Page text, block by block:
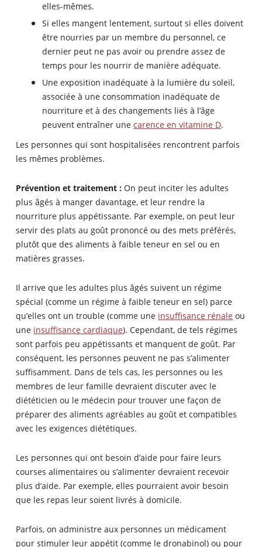
elles-mêmes.
Si elles mangent lentement, surtout si elles doivent
être nourries par un membre du personnel, ce
dernier peut ne pas avoir ou prendre assez de
temps pour les nourrir de manière adéquate.
Une exposition inadéquate à la lumière du soleil,
associée à une consommation inadéquate de
nourriture et à des changements liés à l’âge
peuvent entraîner unecarence en vitamine D.
Les personnes qui sont hospitalisées rencontrent parfois
les mêmes problèmes.
Prévention et traitement : On peut inciter les adultes
plus âgés à manger davantage, et leur rendre la
nourriture plus appétissante. Par exemple, on peut leur
servir des plats au goût prononcé ou des mets préférés,
plutôt que des aliments à faible teneur en sel ou en
matières grasses.
Il arrive que les adultes plus âgés suivent un régime
spécial (comme un régime à faible teneur en sel) parce
qu’elles ont un trouble (comme une insuffisance rénale ou
une insuffisance cardiaque). Cependant, de tels régimes
sont parfois peu appétissants et manquent de goût. Par
conséquent, les personnes peuvent ne pas s’alimenter
suffisamment. Dans de tels cas, les personnes ou les
membres de leur famille devraient discuter avec le
diététicien ou le médecin pour trouver une façon de
préparer des aliments agréables au goût et compatibles
avec les exigences diététiques.
Les personnes qui ont besoin d’aide pour faire leurs
courses alimentaires ou s’alimenter devraient recevoir
plus d’aide. Par exemple, elles pourraient avoir besoin
que les repas leur soient livrés à domicile.
Parfois, on administre aux personnes un médicament
pour stimuler leur appétit (comme ledronabinol) ou pour